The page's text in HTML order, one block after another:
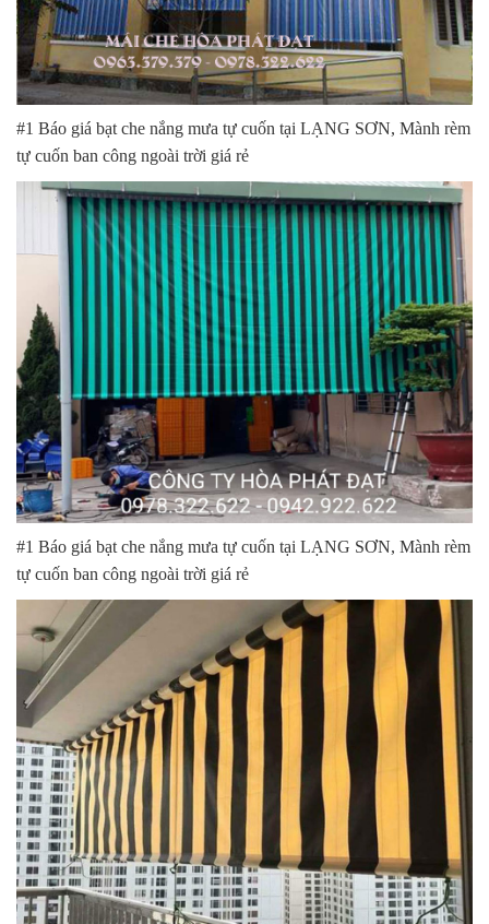
#1 Báo giá bạt che nắng mưa tự cuốn tại LẠNG SƠN, Mành rèm
tự cuốn ban công ngoài trời giá rẻ
#1 Báo giá bạt che nắng mưa tự cuốn tại LẠNG SƠN, Mành rèm
tự cuốn ban công ngoài trời giá rẻ